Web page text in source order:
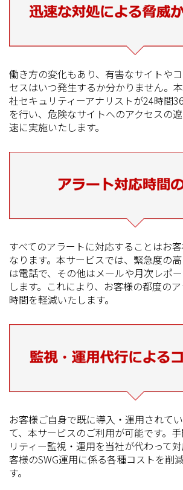
働き方の変化もあり、有害なサイトや
セスはいつ発生するか分かりません。
社セキュリティーアナリストが24時間
を行い、危険なサイトへのアクセスの
速に実施いたします。
すべてのアラートに対応することはお
なります。本サービスでは、緊急度の
は電話で、その他はメールや月次レポ
します。これにより、お客様の都度の
時間を軽減いたします。
お客様ご自身で既に導入・運用されて
て、本サービスのご利用が可能です。
リティー監視・運用を当社が代わって
客様のSWG運用に係る各種コストを削
す。